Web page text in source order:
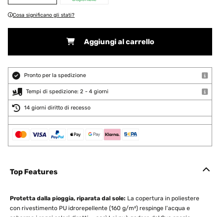
Cosa significano gli stati?
Aggiungi al carrello
Pronto per la spedizione
Tempi di spedizione: 2 - 4 giorni
14 giorni diritto di recesso
Top Features
Protetta dalla pioggia, riparata dal sole: La copertura in poliestere
con rivestimento PU idrorepellente (160 g/m²) respinge l'acqua e